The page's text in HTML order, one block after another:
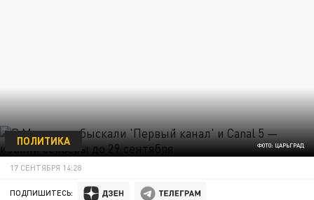
ФОТО: ЦАРЬГРАД
ПОЛИТИКА
17 СЕНТЯБРЯ 14:28
ПОДПИШИТЕСЬ: